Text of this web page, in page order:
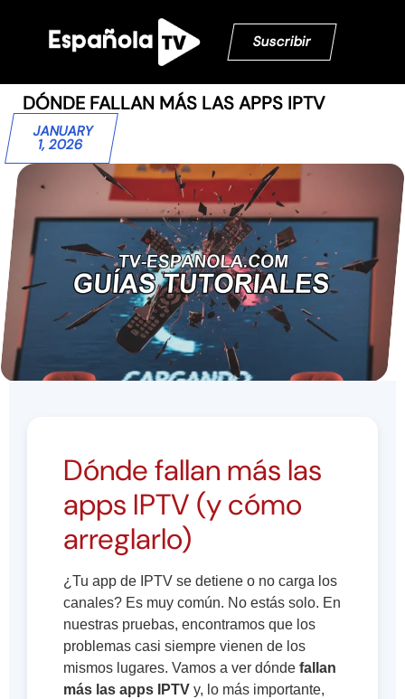
Suscribir
DÓNDE FALLAN MÁS LAS APPS IPTV
JANUARY
1, 2026
Dónde fallan más las
apps IPTV (y cómo
arreglarlo)
¿Tu app de IPTV se detiene o no carga los
canales? Es muy común. No estás solo. En
nuestras pruebas, encontramos que los
problemas casi siempre vienen de los
mismos lugares. Vamos a ver dónde fallan
más las apps IPTV y, lo más importante,